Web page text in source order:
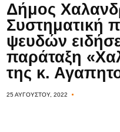
Δήμος
Συστηματική
ψευδών
παράταξη
της κ.
25 ΑΥΓΟΎΣΤΟΥ, 2022